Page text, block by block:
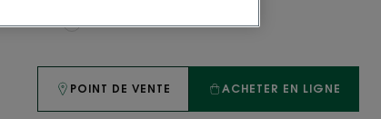
POINT DE VENTE ACHETER EN LIGNE